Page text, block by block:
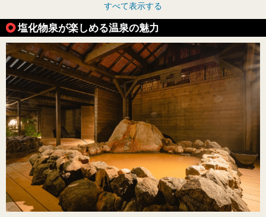
すべて表示する
塩化物泉が楽しめる温泉の魅力